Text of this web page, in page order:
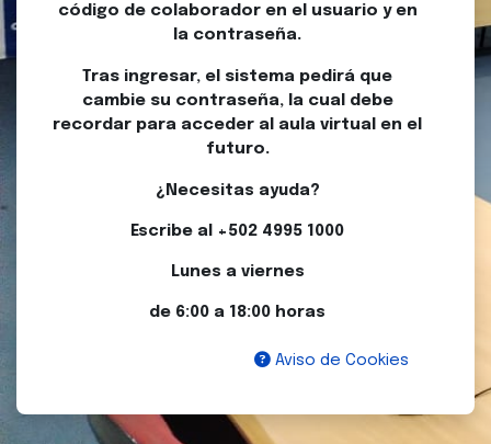
código de colaborador en el usuario y en
la contraseña.
Tras ingresar, el sistema pedirá que
cambie su contraseña, la cual debe
recordar para acceder al aula virtual en el
futuro.
¿Necesitas ayuda?
Escribe al +502 4995 1000
Lunes a viernes
de 6:00 a 18:00 horas
Aviso de Cookies